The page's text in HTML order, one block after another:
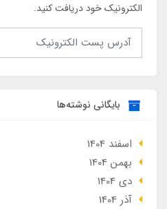
الکترونیک خود دریافت کنید.
بایگانی نوشته‌ها
اسفند 1404
بهمن 1404
دی 1404
آذر 1404